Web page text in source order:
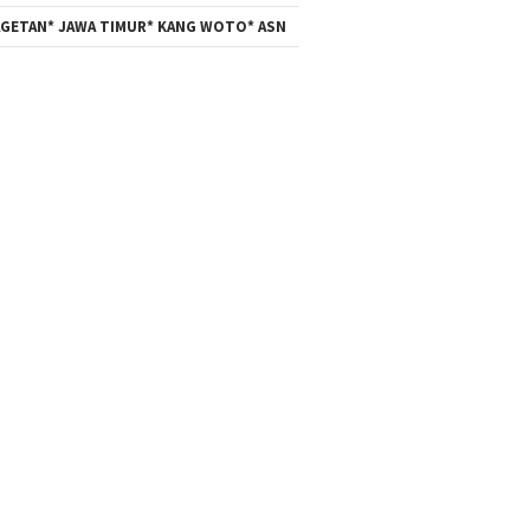
JAWA TIMUR* KANG WOTO* ASN